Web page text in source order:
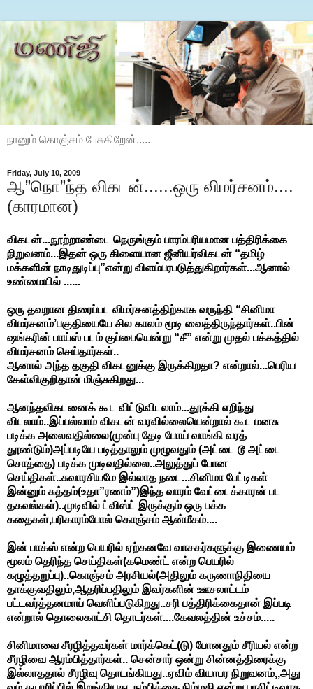
நானும் கொஞ்சம் பேசுகிறேன்.....
Friday, July 10, 2009
ஆ”நொ”ந்த விகடன்......ஒரு விமர்சனம்....
(காரமான)
விகடன்...நூற்றாண்டை நெருங்கும் பாரம்பரியமான பத்திரிக்கை
நிறுவனம்...இதன் ஒரு கிளையான ஜீனியர்விகடன் “தமிழ்
மக்களின் நாடிதுடிப்பு”என்று விளம்பரபடுத்துகிறார்கள்...ஆனால்
உண்மையில் ......
ஒரு தவறான திரைப்பட விமர்சனத்திற்காக வருந்தி “சினிமா
விமர்சனம்’பகுதியையே சில காலம் மூடி வைத்திருந்தார்கள்..பின்
ஷங்கரின் பாய்ஸ் படம் குப்பையென்று “சீ” என்று முதல் பக்கத்தில்
விமர்சனம் செய்தார்கள்..
ஆனால் அந்த தகுதி விகடனுக்கு இருக்கிறதா? என்றால்...பெரிய
கேள்விகுறிதான் மிஞ்சுகிறது...
ஆனந்தவிகடனைக் கூட விட்டுவிடலாம்...தூக்கி எறிந்து
விடலாம்..இப்பல்லாம் விகடன் வரவில்லையென்றால் கூட மனசு
படிக்க அலைவதில்லை(முன்பு தேடி போய் வாங்கி வரத்
தூண்டும்)அப்படியே படித்தாலும் முழுவதும் (அட்டை டூ அட்டை
சொத்தை) படிக்க முடிவதில்லை..அலுத்துப் போன
செய்திகள்..சுவாரசியமே இல்லாத நடை...சினிமா பேட்டிகள்
இன்னும் சுத்தம்(உதா”ரணம்”)இந்த வாரம் வேட்டைக்காரன் பட
தகவல்கள்)..முடிவில் ட்விஸ்ட் இருக்கும் ஒரு பக்க
கதைகள்,பரிகாரம்போல் கொஞ்சம் ஆன்மீகம்....
இன் பாக்ஸ் என்ற பெயரில் ஏற்கனவே வாசகர்களுக்கு இணையம்
மூலம் தெரிந்த செய்திகள்(கமெண்ட் என்ற பெயரில்
கழுத்தறுப்பு)..கொஞ்சம் அரசியல்(அதிலும் கருணாநிதியை
தாக்குவதிலும்,ஆதரிப்பதிலும் இவர்களின் ஊசலாட்டம்
பட்டவர்த்தனமாய் வெளிப்படுகிறது..சரி பத்திரிக்கைதான் இப்படி
என்றால் தொலைகாட்சி தொடர்கள்....கேவலத்தின் உச்சம்.....
சினிமாவை சீரழித்தவர்கள் மார்க்கெட்(டு) போனதும் சீரியல் என்ற
சீரழிவை ஆரம்பித்தார்கள்.. சென்சார் ஒன்று சின்னத்திரைக்கு
இல்லாததால் சீரழிவு தொடங்கியது..ஏவிம் வியாபர நிறுவனம்,,அது